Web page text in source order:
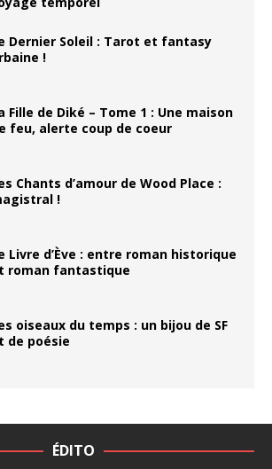
Dernier Soleil : Tarot et fantasy
!
Fille de Diké – Tome 1 : Une maison
feu, alerte coup de coeur
Chants d’amour de Wood Place :
!
Livre d’Ève : entre roman historique
roman fantastique
oiseaux du temps : un bijou de SF
de poésie
ÉDITO